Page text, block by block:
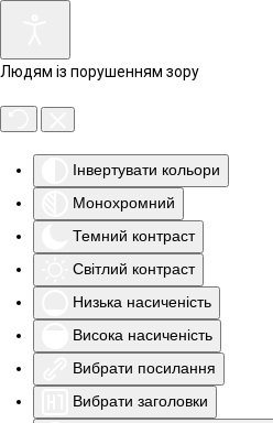
Людям із порушенням зору
Інвертувати кольори
Монохромний
Темний контраст
Світлий контраст
Низька насиченість
Висока насиченість
Вибрати посилання
Вибрати заголовки